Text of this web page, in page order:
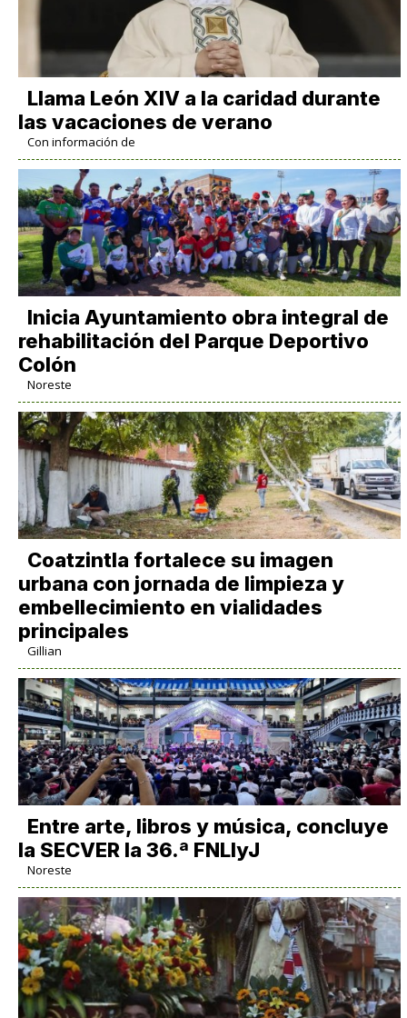
Llama León XIV a la caridad durante
las vacaciones de verano
Con información de
Inicia Ayuntamiento obra integral de
rehabilitación del Parque Deportivo
Colón
Noreste
Coatzintla fortalece su imagen
urbana con jornada de limpieza y
embellecimiento en vialidades
principales
Gillian
Entre arte, libros y música, concluye
la SECVER la 36.ª FNLIyJ
Noreste